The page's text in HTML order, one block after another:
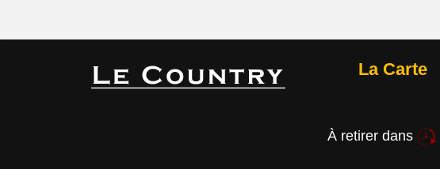
À retirer dans
La Carte